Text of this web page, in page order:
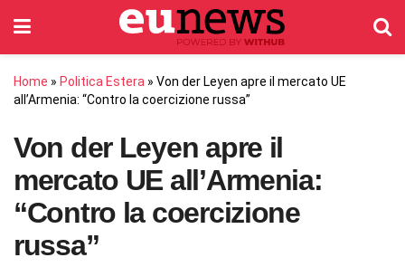
Home » Politica Estera » Von der Leyen apre il mercato UE
all’Armenia: “Contro la coercizione russa”
Von der Leyen apre il
mercato UE all’Armenia:
“Contro la coercizione
russa”